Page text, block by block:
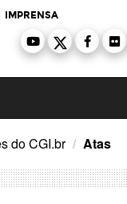
IMPRENSA
do CGI.br Atas